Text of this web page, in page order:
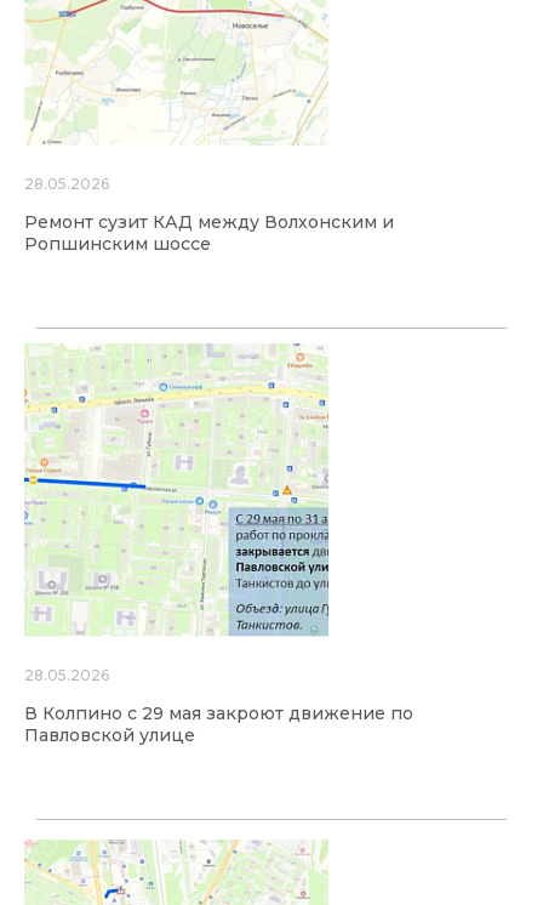
28.05.2026
Ремонт сузит КАД между Волхонским и
Ропшинским шоссе
28.05.2026
В Колпино с 29 мая закроют движение по
Павловской улице